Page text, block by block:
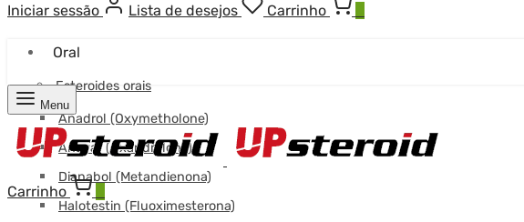
Iniciar sessão Lista de desejos Carrinho
Oral
Esteroides orais
Anadrol (Oxymetholone)
Anavar (Oxandrolona)
Dianabol (Metandienona)
Halotestin (Fluoximesterona)
Menu
Carrinho